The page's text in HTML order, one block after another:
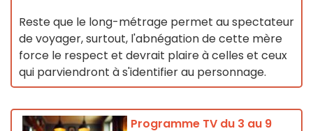
Reste que le long-métrage permet au spectateur
de voyager, surtout, l'abnégation de cette mère
force le respect et devrait plaire à celles et ceux
qui parviendront à s'identifier au personnage.
Programme TV du 3 au 9